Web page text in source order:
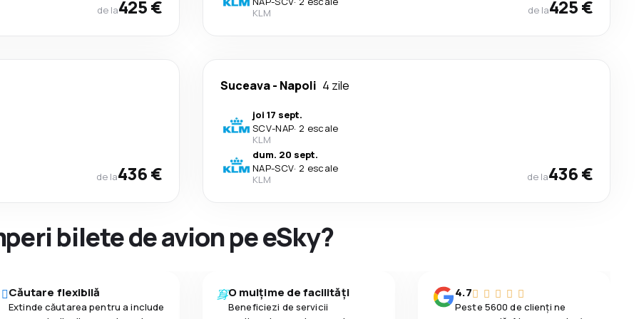
de la425 €
KLM
de la425 €
de la436 €
Suceava- Napoli 4 zile
joi 17 sept.
SCV-NAP· 2 escale
KLM
dum. 20 sept.
NAP-SCV· 2 escale
KLM
de la436 €
bilete de avion pe eSky?
Căutare flexibilă
Extinde căutarea pentru a include
O mulțime de facilități
Beneficiezi de servicii
4.7
Peste 5600 de clienți ne